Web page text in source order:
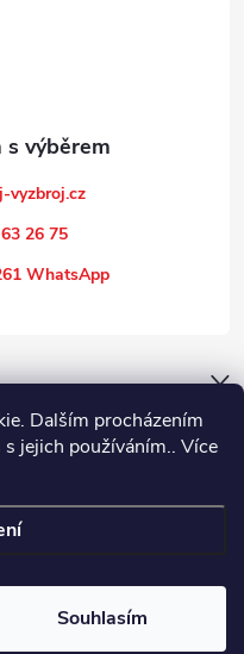
Dalším procházením
jejich používáním.. Více
Souhlasím
vyzbroj.cz
26 75
WhatsApp
práva vyhrazena.